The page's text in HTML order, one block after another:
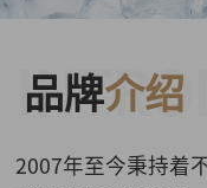
品牌介绍
2007年至今秉持着